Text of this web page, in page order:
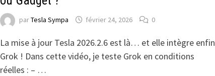
parTesla Sympa février 24, 2026 0
La mise à jour Tesla 2026.2.6 est là… et elle intègre enfin
Grok ! Dans cette vidéo, je teste Grok en conditions
réelles : – …